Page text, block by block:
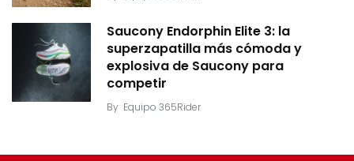
Saucony Endorphin Elite 3: la
superzapatilla más cómoda y
explosiva de Saucony para
competir
By Equipo 365Rider